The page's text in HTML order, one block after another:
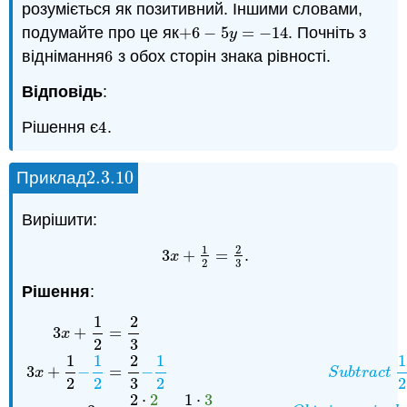
розуміється як позитивний. Іншими словами,
подумайте про це як+6 − 5y = −14
+6−5 y=−14
. Почніть з
віднімання6
6 з обох сторін знака рівності.
Відповідь:
Рішення є4
4.
Приклад2.3.10
2.3.10
Вирішити:
3x + 1
2
= 2
3
3x+1 2=23 .
Рішення:
3x +
1
2
3x +
1
2
−
1
2
=
2
3
=
2
3
−
1
2
2 ⋅ 2
1 ⋅ 3
Subtract
1
2